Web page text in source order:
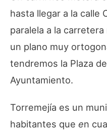
hasta llegar a la calle
paralela a la
un plano muy
tendremos la Plaza
Ayuntamiento.
Torremejía es un
habitantes que en